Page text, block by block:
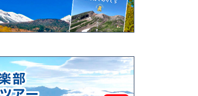
花は・・・・・